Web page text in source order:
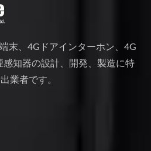
末、4Gドアインターホン、4G
知器の設計、開発、製造に特
業者です。